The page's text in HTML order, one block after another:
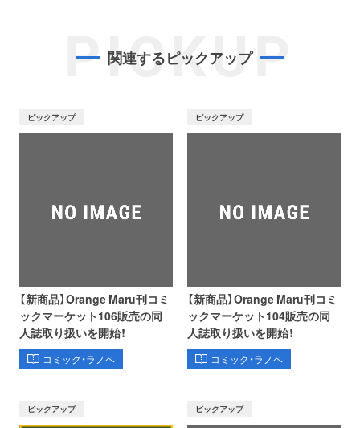
PICKUP
関連するピックアップ
ピックアップ
【新商品】Orange Maru刊コミ
ックマーケット106販売の同
人誌取り扱いを開始！
コミック・ラノベ
ピックアップ
【新商品】Orange Maru刊コミ
ックマーケット104販売の同
人誌取り扱いを開始！
コミック・ラノベ
ピックアップ ピックアップ